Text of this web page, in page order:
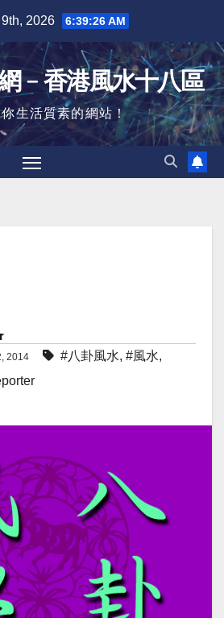
2026 6:39:27 AM
﹣香港風水十八區
生活質素的網站！
2014 #八卦風水, #風水,